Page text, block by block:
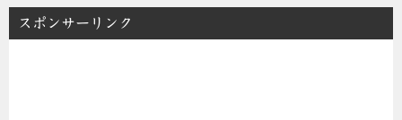
ビ
ゲ
スポンサーリンク